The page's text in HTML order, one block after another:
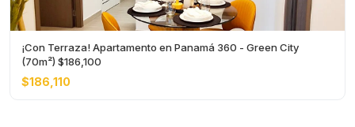
¡Con Terraza! Apartamento en Panamá 360 - Green City
(70m²) $186,100
$186,110